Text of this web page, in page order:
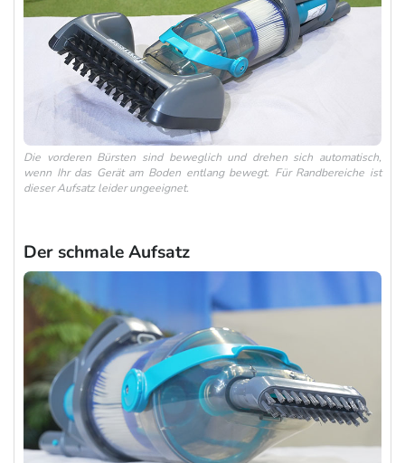
Die vorderen Bürsten sind beweglich und drehen sich automatisch,
wenn Ihr das Gerät am Boden entlang bewegt. Für Randbereiche ist
dieser Aufsatz leider ungeeignet.
Der schmale Aufsatz